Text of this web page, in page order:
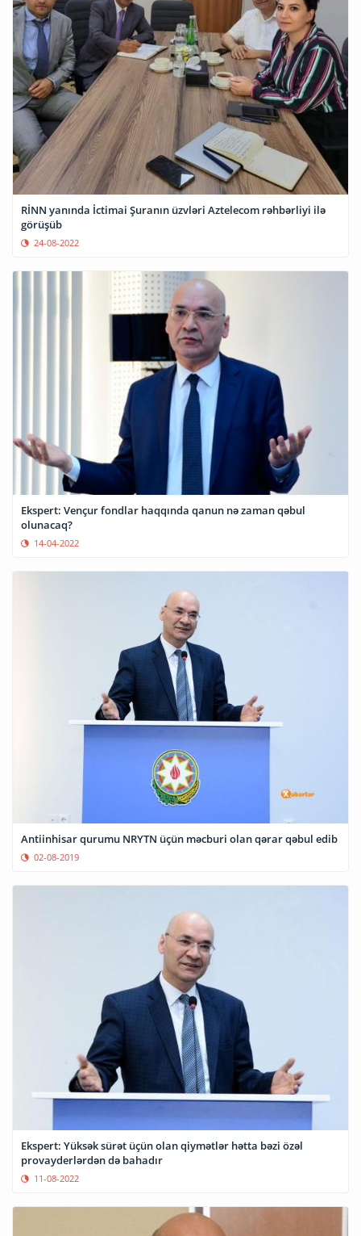
RİNN yanında İctimai Şuranın üzvləri Aztelecom rəhbərliyi ilə
görüşüb
24-08-2022
Ekspert: Vençur fondlar haqqında qanun nə zaman qəbul
olunacaq?
14-04-2022
Antiinhisar qurumu NRYTN üçün məcburi olan qərar qəbul edib
02-08-2019
Ekspert: Yüksək sürət üçün olan qiymətlər hətta bəzi özəl
provayderlərdən də bahadır
11-08-2022